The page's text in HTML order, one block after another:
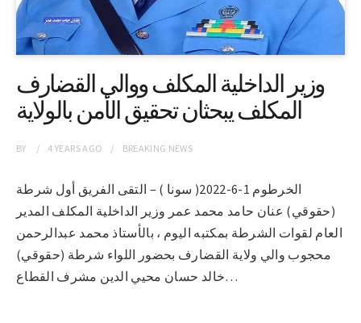
وزير الداخلية المكلف ووالي القضارف
المكلف يبحثان تحقيق الأمن بالولاية
BY 4 YEARSAGO BREAKING NEWS
الخرطوم 1-6-2022( سونا ) – التقى الفريق أول شرطة
(حقوقي) عنان حامد محمد عمر وزير الداخلية المكلف المدير
العام لقوات الشرطة بمكتبه اليوم ، بالأستاذ محمد عبدالرحمن
محجوب والي ولاية القضارف بحضور اللواء شرطة (حقوقي)
خالد حسان محيي الدين مشرف القطاع…